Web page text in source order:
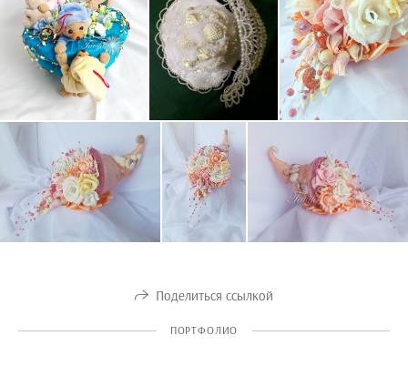
Поделиться ссылкой
ПОРТФОЛИО